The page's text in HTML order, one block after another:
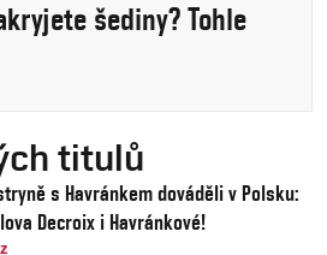
šediny? Tohle
titulů
s Havránkem dováděli v Polsku:
Decroix i Havránkové!